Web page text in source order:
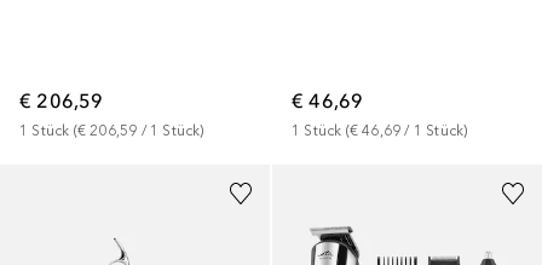
€ 206,59
1 Stück (€ 206,59 / 1 Stück)
€ 46,69
1 Stück (€ 46,69 / 1 Stück)